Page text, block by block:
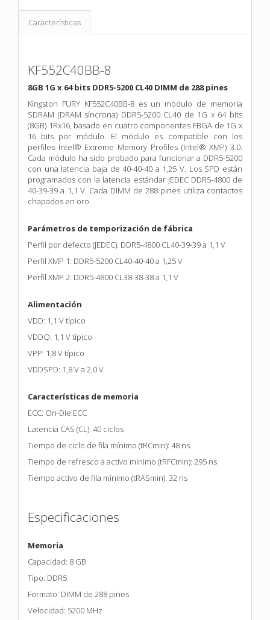
Características
KF552C40BB-8
8GB 1G x 64 bits DDR5-5200 CL40 DIMM de 288 pines
Kingston FURY KF552C40BB-8 es un módulo de memoria
SDRAM (DRAM síncrona) DDR5-5200 CL40 de 1G x 64 bits
(8GB) 1Rx16, basado en cuatro componentes FBGA de 1G x
16 bits por módulo. El módulo es compatible con los
perfiles Intel® Extreme Memory Profiles (Intel® XMP) 3.0.
Cada módulo ha sido probado para funcionar a DDR5-5200
con una latencia baja de 40-40-40 a 1,25 V. Los SPD están
programados con la latencia estándar JEDEC DDR5-4800 de
40-39-39 a 1,1 V. Cada DIMM de 288 pines utiliza contactos
chapados en oro
Parámetros de temporización de fábrica
Perfil por defecto (JEDEC): DDR5-4800 CL40-39-39 a 1,1 V
Perfil XMP 1: DDR5-5200 CL40-40-40 a 1,25 V
Perfil XMP 2: DDR5-4800 CL38-38-38 a 1,1 V
Alimentación
VDD: 1,1 V típico
VDDQ: 1,1 V típico
VPP: 1,8 V típico
VDDSPD: 1,8 V a 2,0 V
Características de memoria
ECC: On-Die ECC
Latencia CAS (CL): 40 ciclos
Tiempo de ciclo de fila mínimo (tRCmin): 48 ns
Tiempo de refresco a activo mínimo (tRFCmin): 295 ns
Tiempo activo de fila mínimo (tRASmin): 32 ns
Especificaciones
Memoria
Capacidad: 8 GB
Tipo: DDR5
Formato: DIMM de 288 pines
Velocidad: 5200 MHz